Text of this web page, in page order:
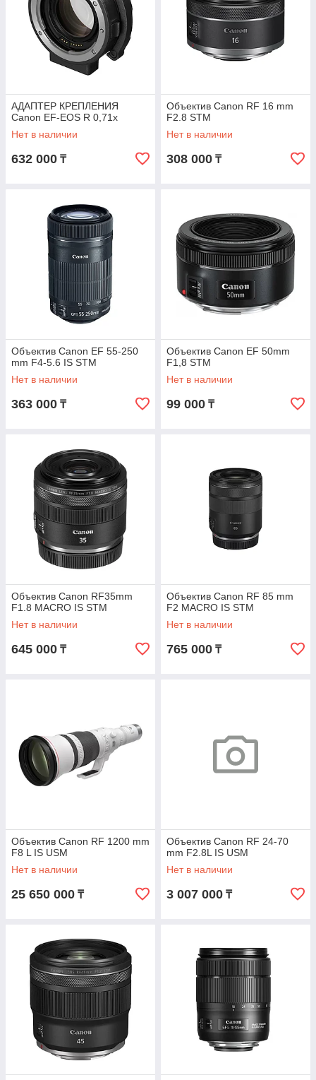
АДАПТЕР КРЕПЛЕНИЯ
Canon EF-EOS R 0,71x
Нет в наличии
632 000 ₸
Объектив Canon RF 16 mm
F2.8 STM
Нет в наличии
308 000 ₸
Объектив Canon EF 55-250
mm F4-5.6 IS STM
Нет в наличии
363 000 ₸
Объектив Canon EF 50mm
F1,8 STM
Нет в наличии
99 000 ₸
Объектив Canon RF35mm
F1.8 MACRO IS STM
Нет в наличии
645 000 ₸
Объектив Canon RF 85 mm
F2 MACRO IS STM
Нет в наличии
765 000 ₸
Объектив Canon RF 1200 mm
F8 L IS USM
Нет в наличии
25 650 000 ₸
Объектив Canon RF 24-70
mm F2.8L IS USM
Нет в наличии
3 007 000 ₸